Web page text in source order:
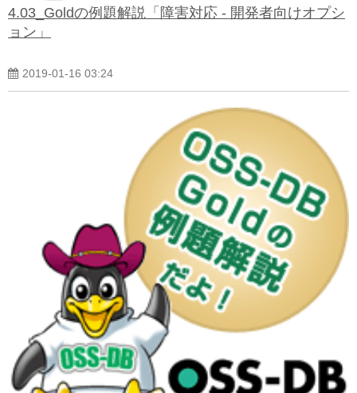
4.03_Goldの例題解説「障害対応 - 開発者向けオプシ
ョン」
2019-01-16 03:24